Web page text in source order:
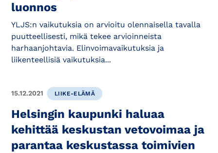
luonnos
YLJS:n vaikutuksia on arvioitu olennaisella tavalla
puutteellisesti, mikä tekee arvioinneista
harhaanjohtavia. Elinvoimavaikutuksia ja
liikenteellisiä vaikutuksia...
15.12.2021 LIIKE-ELÄMÄ
Helsingin kaupunki haluaa
kehittää keskustan vetovoimaa ja
parantaa keskustassa toimivien